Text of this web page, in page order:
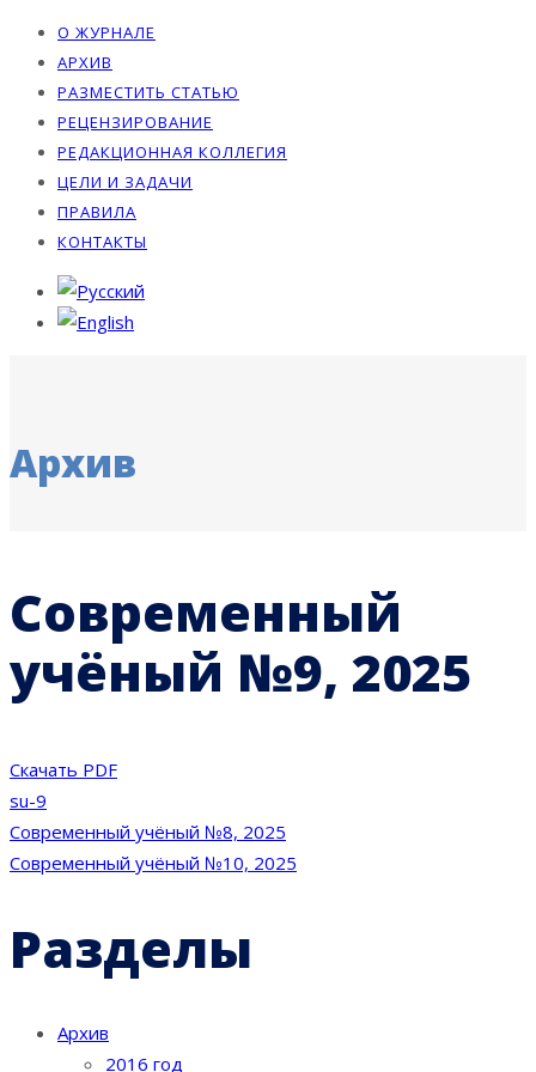
О ЖУРНАЛЕ
АРХИВ
РАЗМЕСТИТЬ СТАТЬЮ
РЕЦЕНЗИРОВАНИЕ
РЕДАКЦИОННАЯ КОЛЛЕГИЯ
ЦЕЛИ И ЗАДАЧИ
ПРАВИЛА
КОНТАКТЫ
Архив
Современный
учёный №9, 2025
Скачать PDF
su-9
Навигация
по
записям
Современный учёный №8, 2025
Современный учёный №10, 2025
Разделы
Архив
2016 год